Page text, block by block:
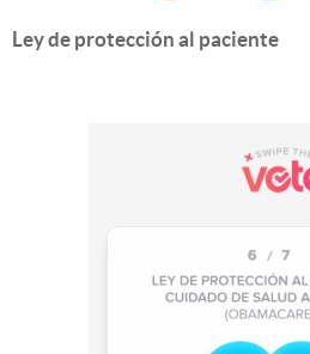
Ley de protección al paciente